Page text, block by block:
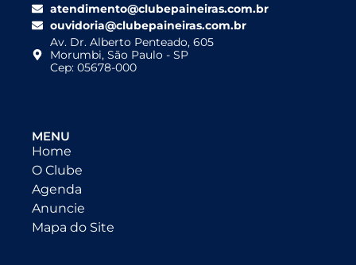
atendimento@clubepaineiras.com.br
ouvidoria@clubepaineiras.com.br
Av. Dr. Alberto Penteado, 605
Morumbi, São Paulo - SP
Cep: 05678-000
MENU
Home
O Clube
Agenda
Anuncie
Mapa do Site